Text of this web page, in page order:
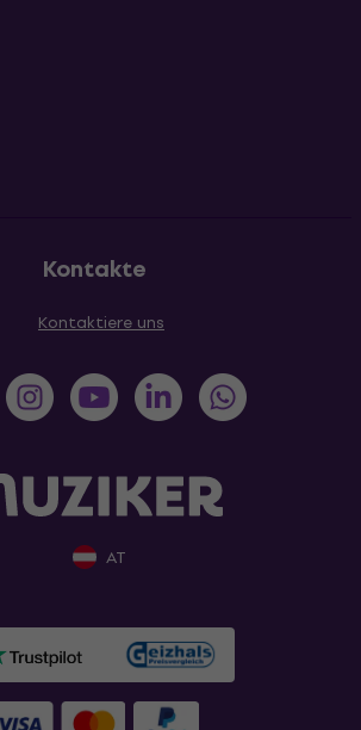
Kontakte
Kontaktiere uns
AT